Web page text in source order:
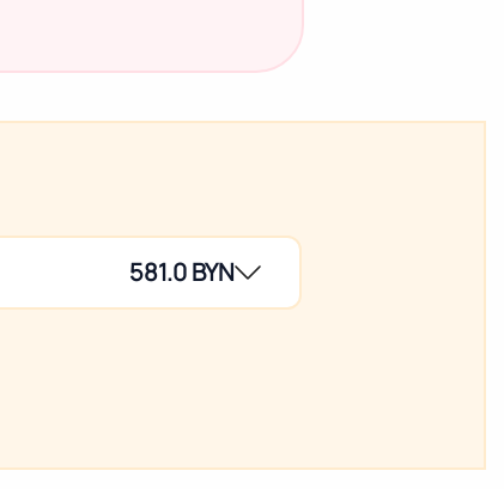
581.0 BYN